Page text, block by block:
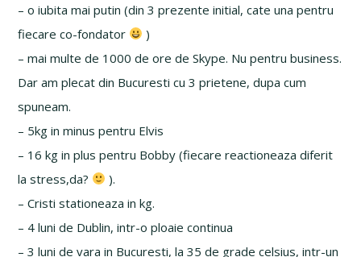
– o iubita mai putin (din 3 prezente initial, cate una pentru
fiecare co-fondator
)
– mai multe de 1000 de ore de Skype. Nu pentru business.
Dar am plecat din Bucuresti cu 3 prietene, dupa cum
spuneam.
– 5kg in minus pentru Elvis
– 16 kg in plus pentru Bobby (fiecare reactioneaza diferit
la stress,da?
).
– Cristi stationeaza in kg.
– 4 luni de Dublin, intr-o ploaie continua
– 3 luni de vara in Bucuresti, la 35 de grade celsius, intr-un